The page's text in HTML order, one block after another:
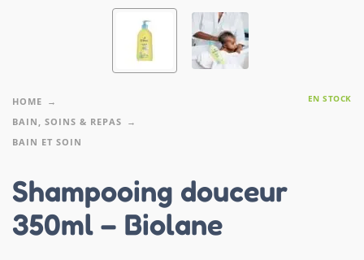
HOME
BAIN, SOINS & REPAS
BAIN ET SOIN
EN STOCK
Shampooing douceur
350ml – Biolane